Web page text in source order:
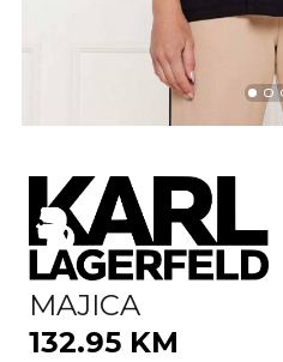
MAJICA
132.95 KM